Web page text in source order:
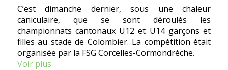
C’est dimanche dernier, sous une chaleur
caniculaire, que se sont déroulés les
championnats cantonaux U12 et U14 garçons et
filles au stade de Colombier. La compétition était
organisée par la FSG Corcelles-Cormondrèche.
Voir plus